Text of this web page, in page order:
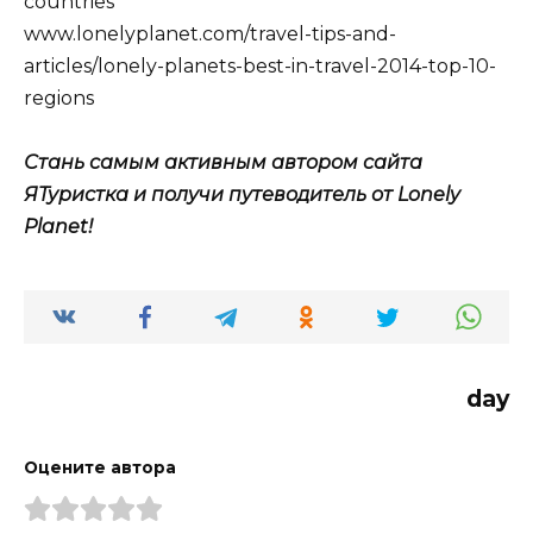
www.lonelyplanet.com/travel-tips-and-
articles/lonely-planets-best-in-travel-2014-top-10-
regions
Стань самым активным автором сайта
ЯТуристка и получи путеводитель от Lonely
Planet!
day
Оцените автора